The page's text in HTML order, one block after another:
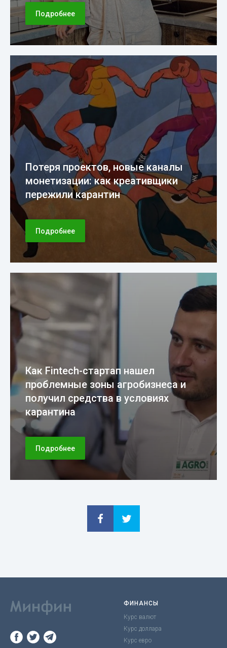
Подробнее
Потеря проектов, новые каналы
монетизации: как креативщики
пережили карантин
Подробнее
Как Fintech-стартап нашел
проблемные зоны агробизнеса и
получил средства в условиях
карантина
Подробнее
ФИНАНСЫ
Курс валют
Курс доллара
Курс евро